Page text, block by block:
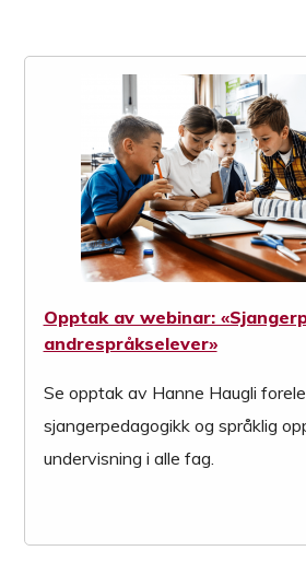
Opptak av webinar:
andrespråkselever»
Se opptak av Hanne Haugli
sjangerpedagogikk og språklig
undervisning i alle fag.